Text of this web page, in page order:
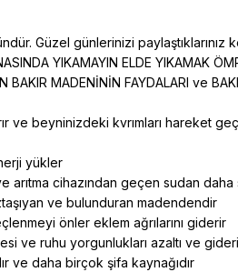
Güzel günlerinizi
YIKAMAYIN ELDE YIKAMAK
BAKIR MADENİNİN FAYDALARI ve
ve beyninizdeki kvrımları hareket
yükler
arıtma cihazından geçen sudan
ve bulunduran madendendir
önler eklem ağrılarını giderir
ve ruhu yorgunlukları azaltı ve
ve daha birçok şifa kaynağıdır